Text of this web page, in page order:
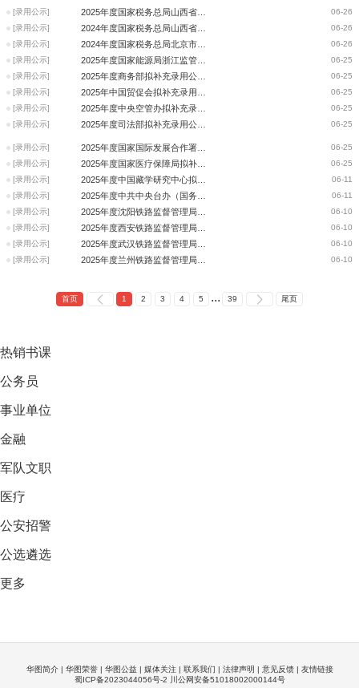
06-26
[录用公示]
06-26
[录用公示]
06-26
[录用公示]
06-25
[录用公示]
06-25
[录用公示]
06-25
[录用公示]
06-25
[录用公示]
06-25
[录用公示]
06-25
[录用公示]
06-25
[录用公示]
06-11
[录用公示]
06-11
[录用公示]
06-10
[录用公示]
06-10
[录用公示]
06-10
[录用公示]
06-10
[录用公示]
首页 1 2 3 4 5 ... 39 尾页
热销书课
公务员
事业单位
金融
军队文职
医疗
公安招警
公选遴选
更多
华图简介| 华图荣誉| 华图公益 | 媒体关注| 联系我们 | 法律声明 | 意见反馈| 友情链接
蜀ICP备2023044056号-2 川公网安备51018002000144号